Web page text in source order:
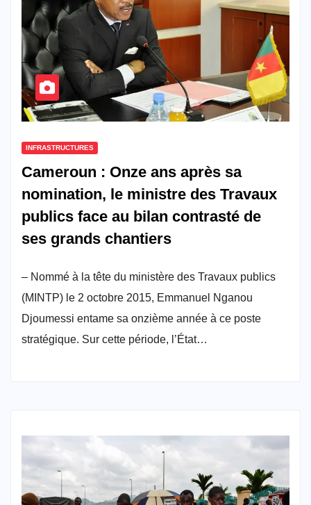
INFRASTRUCTURES
Cameroun : Onze ans après sa
nomination, le ministre des Travaux
publics face au bilan contrasté de
ses grands chantiers
– Nommé à la tête du ministère des Travaux publics
(MINTP) le 2 octobre 2015, Emmanuel Nganou
Djoumessi entame sa onzième année à ce poste
stratégique. Sur cette période, l’État…